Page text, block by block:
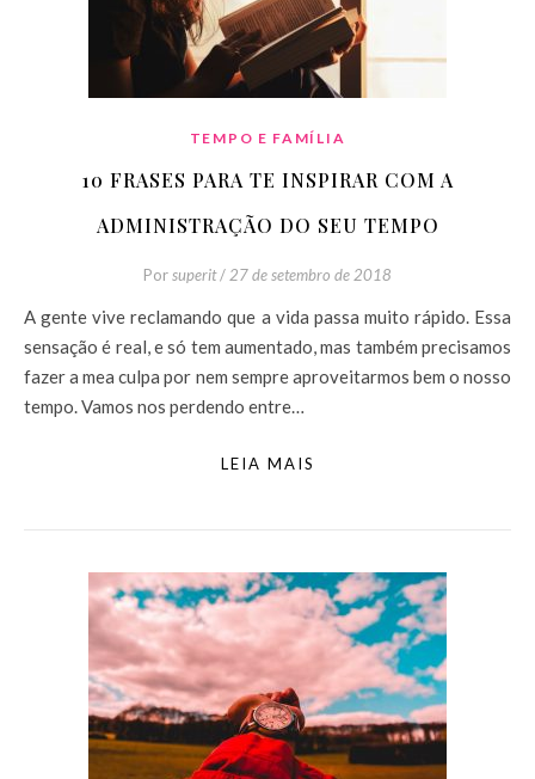
TEMPO E FAMÍLIA
10 FRASES PARA TE INSPIRAR COM A
ADMINISTRAÇÃO DO SEU TEMPO
Porsuperit/ 27 de setembro de 2018
A gente vive reclamando que a vida passa muito rápido. Essa
sensação é real, e só tem aumentado, mas também precisamos
fazer a mea culpa por nem sempre aproveitarmos bem o nosso
tempo. Vamos nos perdendo entre…
LEIA MAIS